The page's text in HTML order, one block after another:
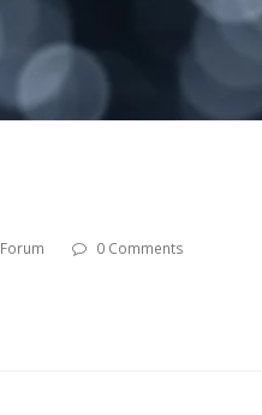
Forum 0 Comments